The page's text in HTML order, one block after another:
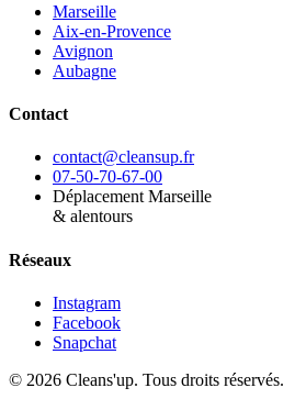
Marseille
Aix-en-Provence
Avignon
Aubagne
Contact
contact@cleansup.fr
07-50-70-67-00
Déplacement Marseille
& alentours
Réseaux
Instagram
Facebook
Snapchat
© 2026 Cleans'up. Tous droits réservés.